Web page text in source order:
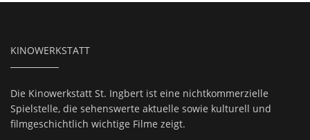
KINOWERKSTATT
Die Kinowerkstatt St. Ingbert ist eine nichtkommerzielle
Spielstelle, die sehenswerte aktuelle sowie kulturell und
filmgeschichtlich wichtige Filme zeigt.